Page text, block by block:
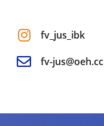
fv_jus_ibk
fv-jus@oeh.cc